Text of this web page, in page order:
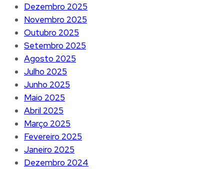
Dezembro 2025
Novembro 2025
Outubro 2025
Setembro 2025
Agosto 2025
Julho 2025
Junho 2025
Maio 2025
Abril 2025
Março 2025
Fevereiro 2025
Janeiro 2025
Dezembro 2024